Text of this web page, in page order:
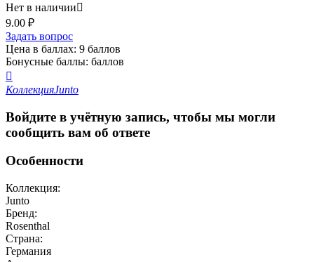
Нет в наличии
9.00 ₽
Задать вопрос
Цена в баллах: 9 баллов
Бонусные баллы: баллов

КоллекцияJunto
Войдите в учётную запись, чтобы мы могли
сообщить вам об ответе
Особенности
Коллекция:
Junto
Бренд:
Rosenthal
Страна:
Германия